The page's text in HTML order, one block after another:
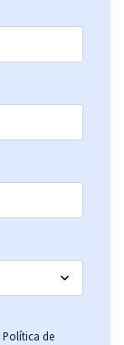
Política de